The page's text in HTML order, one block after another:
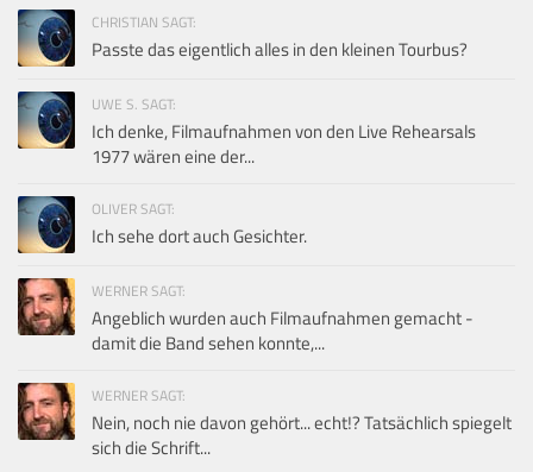
CHRISTIAN SAGT:
Passte das eigentlich alles in den kleinen Tourbus?
UWE S. SAGT:
Ich denke, Filmaufnahmen von den Live Rehearsals
1977 wären eine der...
OLIVER SAGT:
Ich sehe dort auch Gesichter.
WERNER SAGT:
Angeblich wurden auch Filmaufnahmen gemacht -
damit die Band sehen konnte,...
WERNER SAGT:
Nein, noch nie davon gehört... echt!? Tatsächlich spiegelt
sich die Schrift...